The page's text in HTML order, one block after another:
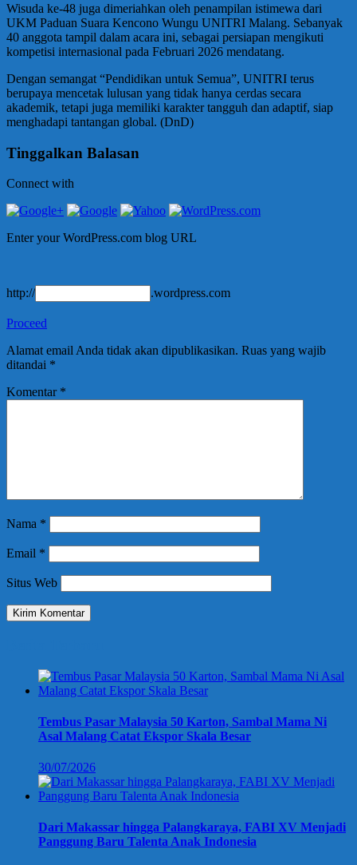
Wisuda ke-48 juga dimeriahkan oleh penampilan istimewa dari
UKM Paduan Suara Kencono Wungu UNITRI Malang. Sebanyak
40 anggota tampil dalam acara ini, sebagai persiapan mengikuti
kompetisi internasional pada Februari 2026 mendatang.
Dengan semangat “Pendidikan untuk Semua”, UNITRI terus
berupaya mencetak lulusan yang tidak hanya cerdas secara
akademik, tetapi juga memiliki karakter tangguh dan adaptif, siap
menghadapi tantangan global. (DnD)
Tinggalkan Balasan
Connect with
Enter your WordPress.com blog URL
http:// .wordpress.com
Proceed
Alamat email Anda tidak akan dipublikasikan. Ruas yang wajib
ditandai *
Komentar *
Nama *
Email *
Situs Web
Tembus Pasar Malaysia 50 Karton, Sambal Mama Ni
Asal Malang Catat Ekspor Skala Besar
30/07/2026
Dari Makassar hingga Palangkaraya, FABI XV Menjadi
Panggung Baru Talenta Anak Indonesia